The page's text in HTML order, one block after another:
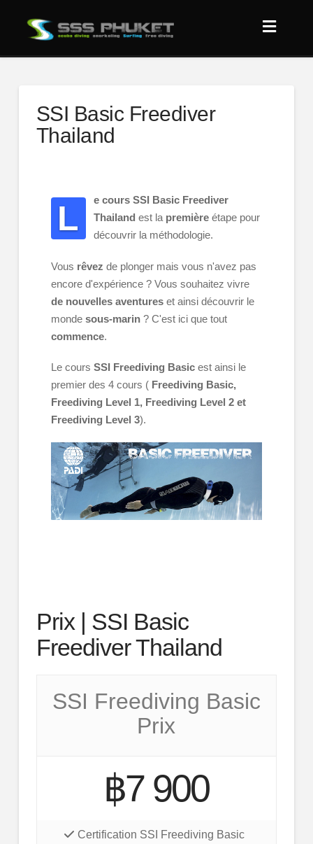
SSI Basic Freediver
Thailand
L
e cours SSI Basic Freediver
Thailand est la premièreétape pour
découvrir la méthodologie.
Vous rêvez de plonger mais vous n'avez pas
encore d'expérience ? Vous souhaitez vivre
de nouvelles aventureset ainsi découvrir le
monde sous-marin? C'est ici que tout
commence.
Le cours SSI Freediving Basicest ainsi le
premier des 4 cours (Freediving Basic,
Freediving Level 1, Freediving Level 2 et
Freediving Level 3).
Prix | SSI Basic
Freediver Thailand
SSI Freediving Basic
Prix
฿7 900
Certification SSI Freediving Basic